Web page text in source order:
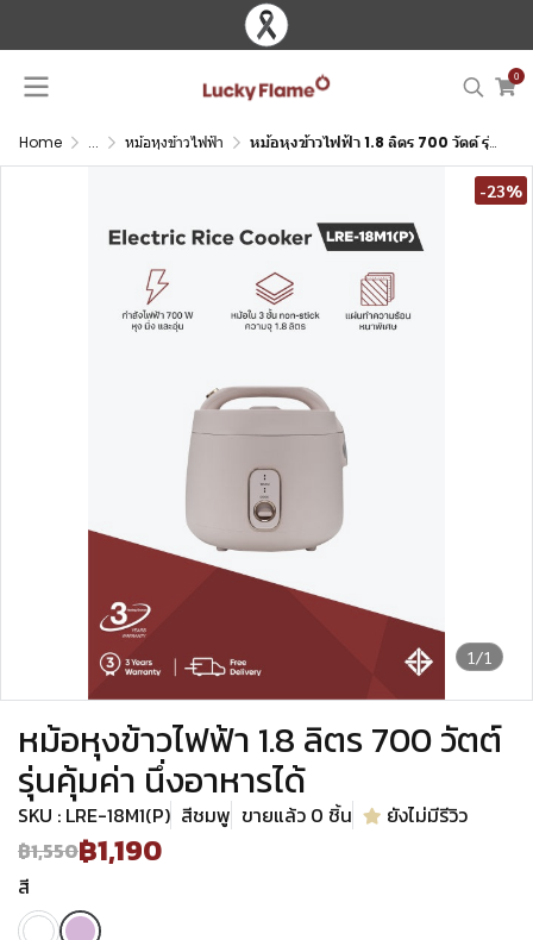
0
Home ... หม้อหุงข้าวไฟฟ้า หม้อหุงข้าวไฟฟ้า 1.8 ลิตร 700 วัตต์ รุ่นคุ้มค่า นึ่งอาหารได้
1/1
-23%
หม้อหุงข้าวไฟฟ้า 1.8 ลิตร 700 วัตต์
รุ่นคุ้มค่า นึ่งอาหารได้
SKU : LRE-18M1(P) สีชมพู ขายแล้ว 0 ชิ้น
ยังไม่มีรีวิว
฿1,550฿1,190
สี